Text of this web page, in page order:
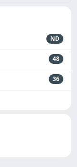
ND
48
36